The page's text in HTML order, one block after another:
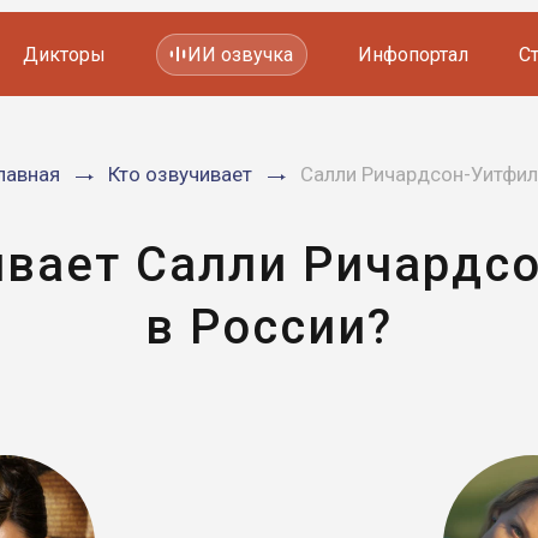
Мультфильмов
Дикторы ИИ озвучка Инфопортал
Кто озвучивает Салли Ричардсон-
Салли
в России?